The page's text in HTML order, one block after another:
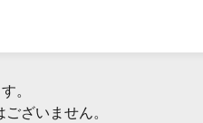
。
ざいません。